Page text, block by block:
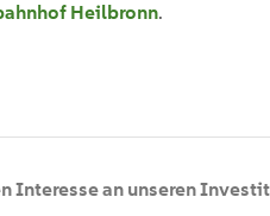
Heilbronn.
Interesse an unseren